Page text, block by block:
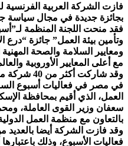
فازت الشركة العربية الفرنسية
بجائزة جديدة في مجال سياسة
فقد منحت اللجنة المنظمة
وتأمين بيئة العمل” جائزة “درع
ومعايير السلامة والصحة
مع أعلى المعايير الأوروبية
وقد شاركت
في مصر في فعاليات أسبوع
العمل، الذي أقيم بمحافظة
سعفان وزير القوى العاملة،
بالتعاون مع منظمة العمل
وقد فازت الشركة أيضا بالعديد
فعاليات الأسبوع، وذلك